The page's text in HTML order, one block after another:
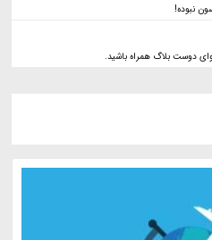
نبوده!
دوست بلاگ همراه باشید.